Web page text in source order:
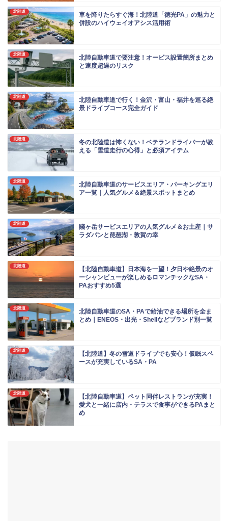
北陸道
車を降りたらすぐ海！北陸道「徳光PA」の魅力と
併設のハイウェイオアシス活用術
北陸道
北陸自動車道で要注意！オービス設置箇所まとめ
と速度超過のリスク
北陸道
北陸自動車道で行く！金沢・富山・福井を巡る絶
景ドライブコース完全ガイド
北陸道
冬の北陸道は怖くない！ベテランドライバーが教
える「雪道走行の心得」と必須アイテム
北陸道
北陸自動車道のサービスエリア・パーキングエリ
ア一覧｜人気グルメ＆絶景スポットまとめ
北陸道
賤ヶ岳サービスエリアの人気グルメ＆お土産｜サ
ラダパンと琵琶湖・敦賀の幸
北陸道
【北陸自動車道】日本海を一望！夕日や絶景のオ
ーシャンビューが楽しめるロマンチックなSA・
PAおすすめ5選
北陸道
北陸自動車道のSA・PAで給油できる場所を全ま
とめ｜ENEOS・出光・Shellなどブランド別一覧
北陸道
【北陸道】冬の雪道ドライブでも安心！仮眠スペ
ースが充実しているSA・PA
北陸道
【北陸自動車道】ペット同伴レストランが充実！
愛犬と一緒に店内・テラスで食事ができるPAまと
め